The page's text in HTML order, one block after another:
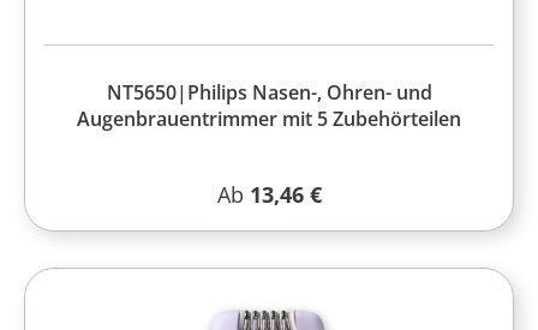
NT5650|Philips Nasen-, Ohren- und
Augenbrauentrimmer mit 5 Zubehörteilen
Regulärer Preis:
Ab 13,46 €